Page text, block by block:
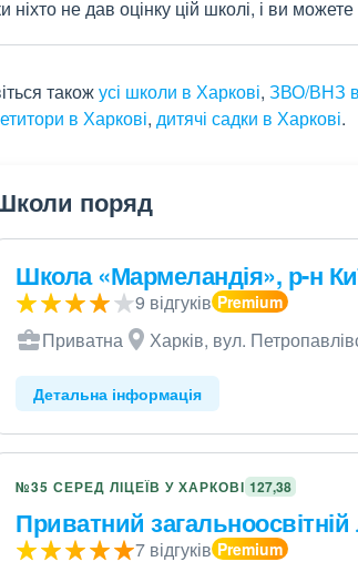
ніхто не дав оцінку цій школі, і ви
такожусі школи в Харкові, ЗВО/ВНЗ в
в Харкові, дитячі садки в Харкові.
поряд
Школа «Мармеландія», р-н
9 відгуків
Приватна
Харків, вул.
Детальна інформація
№35 СЕРЕД ЛІЦЕЇВ У ХАРКОВІ 127,38
Приватний загальноосвітній
7 відгуків